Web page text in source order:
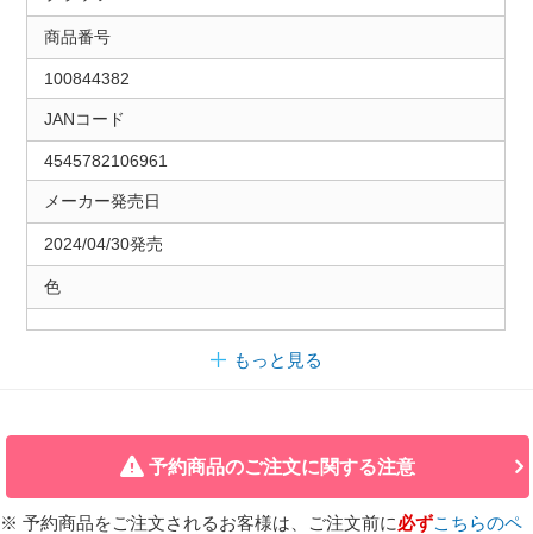
商品番号
100844382
JANコード
4545782106961
メーカー発売日
2024/04/30発売
色
もっと見る
予約商品のご注文に関する注意
※ 予約商品をご注文されるお客様は、ご注文前に必ずこちらのペ